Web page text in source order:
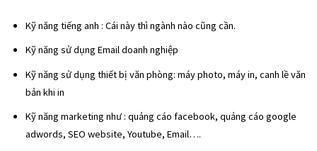
Kỹ năng tiếng anh : Cái này thì ngành nào cũng cần.
Kỹ năng sử dụng Email doanh nghiệp
Kỹ năng sử dụng thiết bị văn phòng: máy photo, máy in, canh lề văn
bản khi in
Kỹ năng marketing như : quảng cáo facebook, quảng cáo google
adwords, SEO website, Youtube, Email….